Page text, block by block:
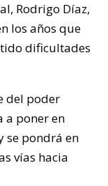
Rodrigo Díaz,
los años que
dificultades
del poder
a poner en
se pondrá en
vías hacia